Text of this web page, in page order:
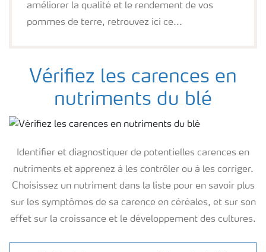
améliorer la qualité et le rendement de vos
pommes de terre, retrouvez ici ce...
Vérifiez les carences en
nutriments du blé
Identifier et diagnostiquer de potentielles carences en
nutriments et apprenez à les contrôler ou à les corriger.
Choisissez un nutriment dans la liste pour en savoir plus
sur les symptômes de sa carence en céréales, et sur son
effet sur la croissance et le développement des cultures.